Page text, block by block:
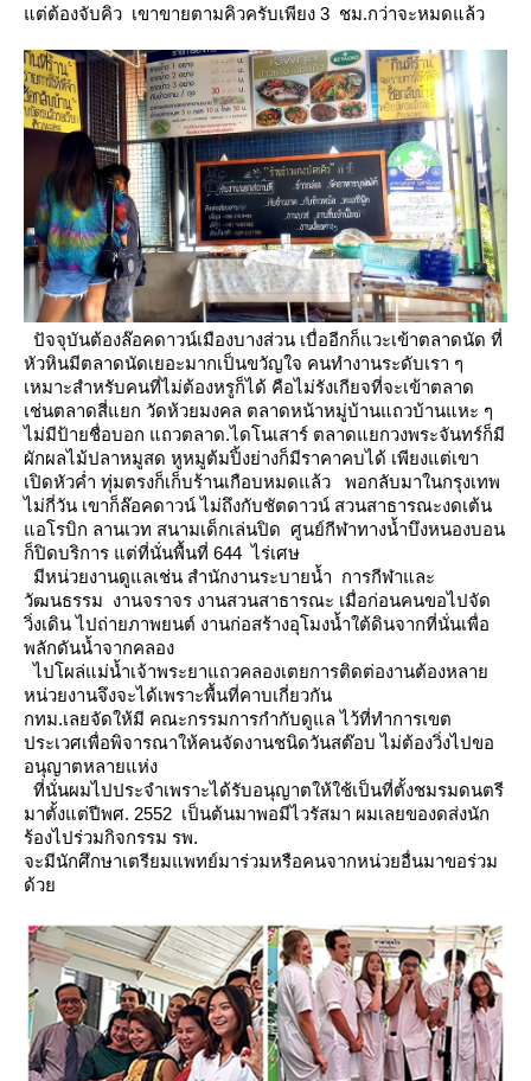
ต่ต้องจับคิว เขาขายตามคิวครับเพียง 3 ชม.กว่าจะหมดแล้ว
ปัจจุบันต้องล๊อคดาวน์เมืองบางส่วน เบื่ออีกก็แวะเข้าตลาดนัด ที่
หัวหินมีตลาดนัดเยอะมากเป็นขวัญใจ คนทำงานระดับเรา ๆ
เหมาะสำหรับคนที่ไม่ต้องหรูก็ได้ คือไม่รังเกียจที่จะเข้าตลาด
เช่นตลาดสี่แยก วัดห้วยมงคล ตลาดหน้าหมู่บ้านแถวบ้านแหะ ๆ
ไม่มีป้ายชื่อบอก ถวตลาด.ไดโนเสาร์ ตลาดแยกวงพระจันทร์ก็มี
ผักผลไม้ปลาหมูสด หูหมูต้มปิ้งย่างก็มีราคาคบได้ เพียงแต่เขา
เปิดหัวค่ำ ทุ่มตรงก็เก็บร้านเกือบหมดแล้ว
พอกลับมาในกรุงเทพ
ไม่กี่วัน เขาก็ล๊อคดาวน์ ไม่ถึงกับชัตดาวน์ สวนสาธารณะงดเต้น
อโรบิก ลานเวท สนามเด็กเล่นปิด ศูนย์กีฬาทางน้ำบึงหนองบอน
ก็ปิดบริการ แต่ที่นั่นพื้นที่ 644 ไร่เศษ
มีหน่วยงานดูแลเช่น สำนักงานระบายน้ำ การกีฬาและ
วัฒนธรรม งานจราจร งานสวนสาธารณะ เมื่อก่อนคนขอไปจัด
วิ่งเดิน ไปถ่ายภาพยนต์ งานก่อสร้างอุโมงน้ำใต้ดินจากที่นั่นเพื่อ
พลักดันน้ำจากคลอง
ไปโผล่แม่น้ำเจ้าพระยาแถวคลองเตยการติดต่องานต้องหลา
หน่วยงานจึงจะได้เพราะพื้นที่คาบเกี่ยวกัน
กทม.เลยจัดให้มี คณะกรรมการกำกับดูแล ไว้ที่ทำการเขต
ประเวศเพื่อพิจารณาให้คนจัดงานชนิดวันสต๊อบ ไม่ต้องวิ่งไปขอ
อนุญาตหลายแห่ง
ที่นั่นผมไปประจำเพราะได้รับอนุญาตให้ใช้เป็นที่ตั้งชมรมดนตรี
มาตั้งแต่ปีพศ. 2552 เป็นต้นมาพอมีไวรัสมา ผมเลยของดส่งนัก
ร้องไปร่วมกิจกรรม รพ.
จะมีนักศึกษาเตรียมแพทย์มาร่วมหรือคนจากหน่วยอื่นมาขอร่วม
ด้ว